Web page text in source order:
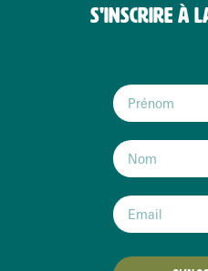
S'INSCRIRE À